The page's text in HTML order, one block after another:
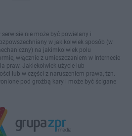
nie może być powielany i
w jakikolwiek sposób (w
na jakimkolwiek polu
włącznie z umieszczaniem w Internecie
praw. Jakiekolwiek użycie lub
lub w części z naruszeniem prawa, tzn.
pod groźbą kary i może być ścigane